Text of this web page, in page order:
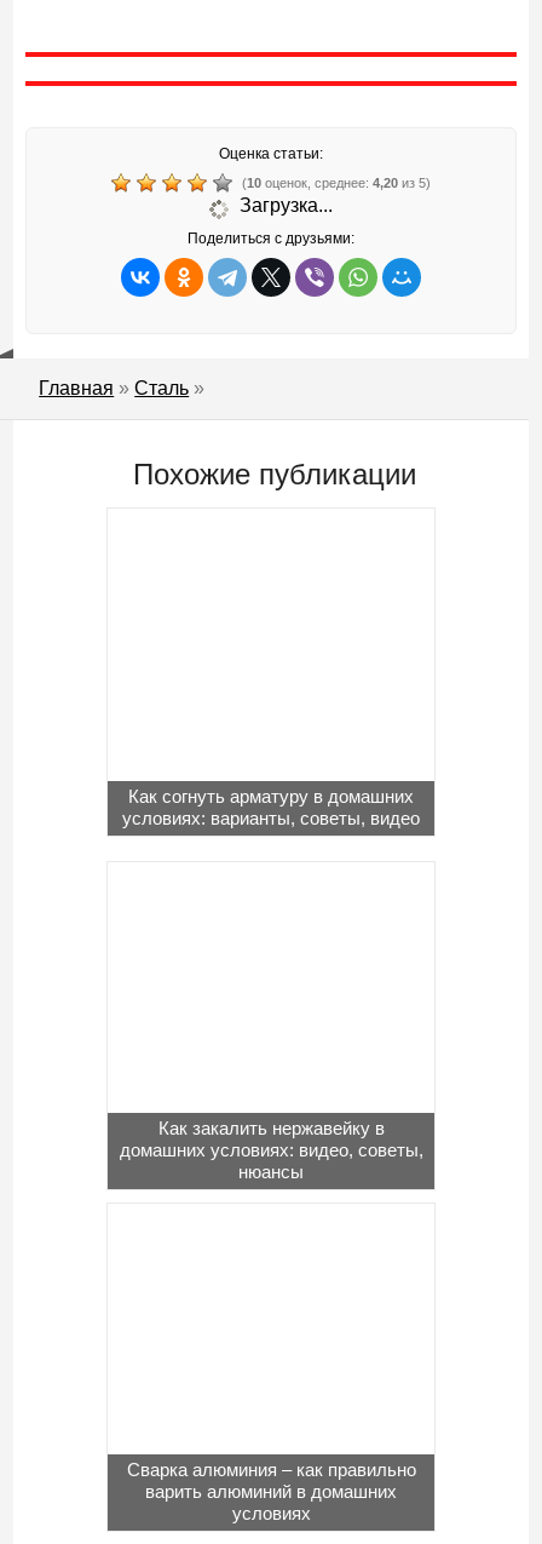
Оценка статьи:
(10 оценок, среднее: 4,20 из 5)
Загрузка...
Поделиться с друзьями:
Главная »Сталь »
Похожие публикации
Как согнуть арматуру в домашних
условиях: варианты, советы, видео
Как закалить нержавейку в
домашних условиях: видео, советы,
нюансы
Сварка алюминия – как правильно
варить алюминий в домашних
условиях